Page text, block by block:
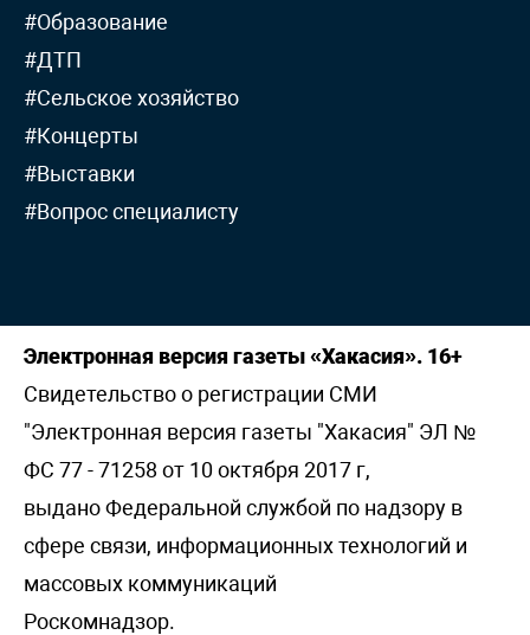
#Образование
#ДТП
#Сельское хозяйство
#Концерты
#Выставки
#Вопрос специалисту
Электронная версия газеты «Хакасия». 16+
Свидетельство о регистрации СМИ
"Электронная версия газеты "Хакасия" ЭЛ №
ФС 77 - 71258 от 10 октября 2017 г,
выдано Федеральной службой по надзору в
сфере связи, информационных технологий и
массовых коммуникаций
Роскомнадзор.